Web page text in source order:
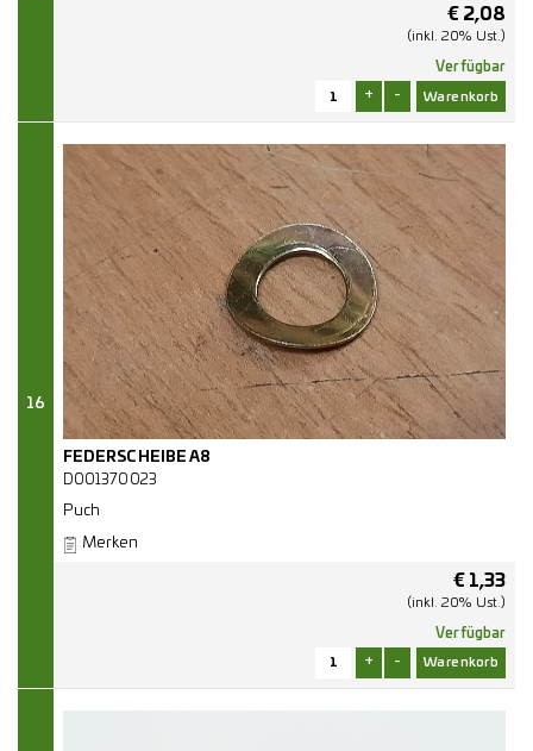
€ 2,08
(inkl. 20% Ust.)
Verfügbar
+ -
16
FEDERSCHEIBE A8
D001370023
Puch
Merken
€1,33
(inkl. 20% Ust.)
Verfügbar
+ -